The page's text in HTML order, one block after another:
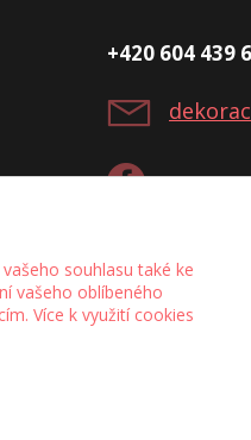
+420 604 439
souhlasu také ke
vašeho oblíbeného
Více k využití cookies